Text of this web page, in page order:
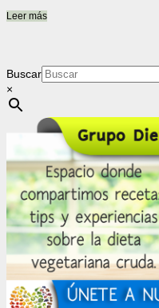
de 5
Leer más
Buscar
×